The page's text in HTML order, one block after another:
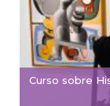
Curso sobre